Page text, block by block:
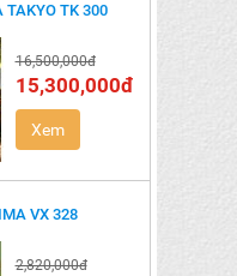
TAKYO TK 300
16,500,000đ
15,300,000đ
Xem
VX 328
2,820,000đ